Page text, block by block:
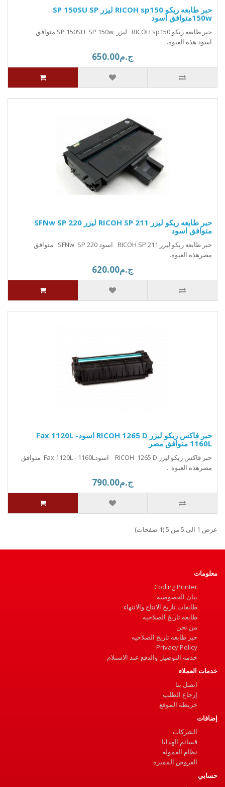
حبر طابعه ريكو RICOH sp150 ليزر SP 150SU SP
150wمتوافق اسود
حبر طابعه ريكو RICOH sp150 ليزر SP 150SU SP 150w متوافق
اسود هذه العبوه..
ج.م650.00
حبر طابعه ريكو ليزر RICOH SP 211 ليزر SFNw SP 220
متوافق اسود
حبر طابعه ريكو ليزر RICOH SP 211 اسود SFNw SP 220 متوافق
مصرهذه العبوه..
ج.م620.00
حبر فاكس ريكو ليزر RICOH 1265 D اسودFax 1120L -
1160L متوافق مصر
حبر فاكس ريكو ليزر RICOH 1265 D اسودFax 1120L - 1160L متوافق
مصرهذه العبوه ..
ج.م790.00
عرض 1 الى 5 من 5 (1 صفحات)
معلومات
Coding Printer
بيان الخصوصية
طابعات تاريخ الانتاج والانتهاء
طابعه تاريخ الصلاحيه
من نحن
حبر طابعه تاريخ الصلاحيه
Privacy Policy
خدمه التوصيل والدفع عند الاستلام
خدمات العملاء
اتصل بنا
إرجاع الطلب
خريطة الموقع
إضافات
الشركات
قسائم الهدايا
نظام العمولة
العروض المميزة
حسابي